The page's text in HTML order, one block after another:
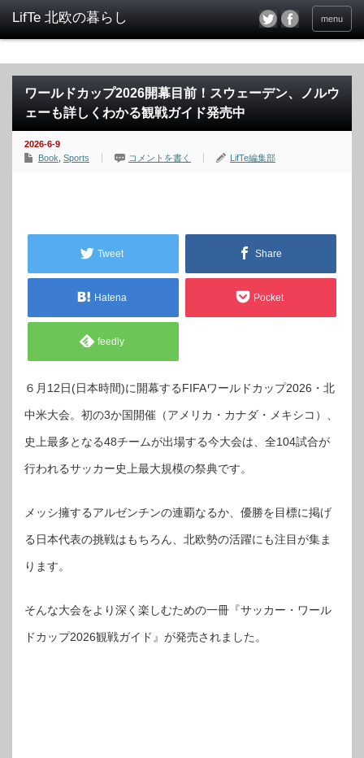
menu
ワールドカップ2026開幕目前！スウェーデン、ノルウ
ェーも詳しくわかる観戦ガイド発売中
2026-6-9
Book Sports コメントを書く LifTe編集部
Tweet Share
Hatena Pocket
feedly
６月12日(日本時間)に開幕するFIFAワールドカップ2026・北
中米大会。初の3か国開催（アメリカ・カナダ・メキシコ）、
史上最多となる48チームが出場する今大会は、全104試合が
行われるサッカー史上最大規模の祭典です。
メッシ擁するアルゼンチンの連覇なるか、優勝を目標に掲げ
る日本代表の挑戦はもちろん、北欧勢の活躍にも注目が集ま
ります。
そんな大会をより深く楽しむための一冊『サッカー・ワール
ドカップ2026観戦ガイド』が発売されました。